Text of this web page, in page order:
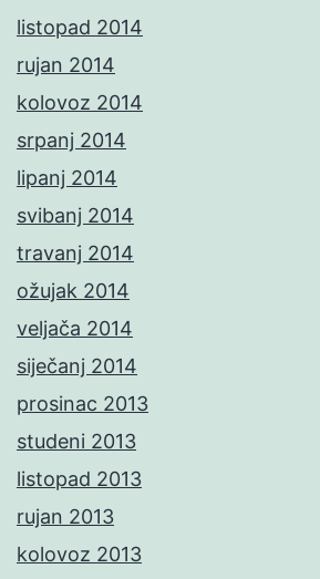
listopad 2014
rujan 2014
kolovoz 2014
srpanj 2014
lipanj 2014
svibanj 2014
travanj 2014
ožujak 2014
veljača 2014
siječanj 2014
prosinac 2013
studeni 2013
listopad 2013
rujan 2013
kolovoz 2013